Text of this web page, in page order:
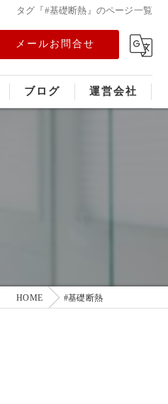
タグ『#基礎断熱』のページ一覧
メールお問合せ
ブログ 運営会社
HOME #基礎断熱